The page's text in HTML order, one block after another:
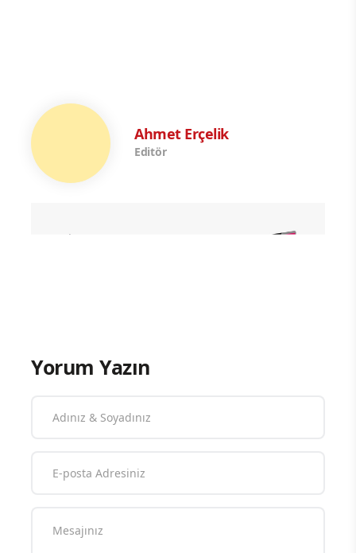
Ahmet Erçelik
Editör
Yorum Yazın